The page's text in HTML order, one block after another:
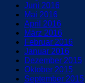
Juni 2016
Mai 2016
April 2016
März 2016
Februar 2016
Januar 2016
Dezember 2015
Oktober 2015
September 2015